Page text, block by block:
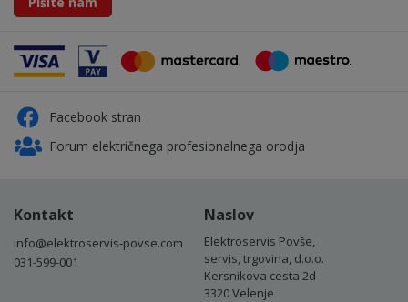
Facebook stran
Forum električnega profesionalnega orodja
Kontakt
info@elektroservis-povse.com
031-599-001
Naslov
Elektroservis Povše,
servis, trgovina, d.o.o.
Kersnikova cesta 2d
3320 Velenje